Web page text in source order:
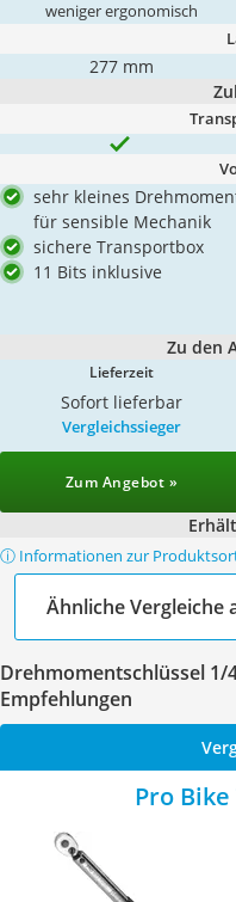
weniger ergonomisch
277 mm
sehr kleines
für sensible Mechanik
sichere Transportbox
11 Bits inklusive
Zu den
Lieferzeit
Sofort lieferbar
Vergleichssieger
Zum Angebot »
ⓘ Informationen zur
Ähnliche Vergleiche
Drehmomentschlüssel 1/
Empfehlungen
Pro Bike